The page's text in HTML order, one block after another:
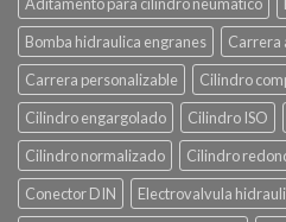
Aditamento para cilindro neumatico
Bomba hidraulica engranes
Carrera
Carrera personalizable
Cilindro
Cilindro engargolado
Cilindro ISO
Cilindro normalizado
Cilindro
Conector DIN
Electrovalvula